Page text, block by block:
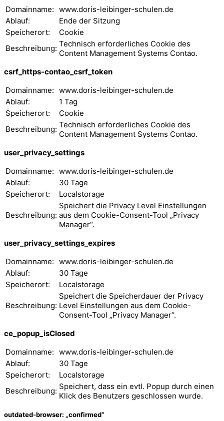
Domainname: www.doris-leibinger-schulen.de
Ablauf:
Ende der Sitzung
Speicherort:
Cookie
Beschreibung: Technisch erforderliches Cookie des
Content Management Systems Contao.
csrf_https-contao_csrf_token
Domainname: www.doris-leibinger-schulen.de
Ablauf:
1 Tag
Speicherort:
Cookie
Beschreibung: Technisch erforderliches Cookie des
Content Management Systems Contao.
user_privacy_settings
Domainname: www.doris-leibinger-schulen.de
Ablauf:
30 Tage
Speicherort:
Localstorage
Beschreibung:
Speichert die Privacy Level Einstellungen
aus dem Cookie-Consent-Tool „Privacy
Manager“.
user_privacy_settings_expires
Domainname: www.doris-leibinger-schulen.de
Ablauf:
30 Tage
Speicherort:
Localstorage
Beschreibung:
Speichert die Speicherdauer der Privacy
Level Einstellungen aus dem Cookie-
Consent-Tool „Privacy Manager“.
ce_popup_isClosed
Domainname: www.doris-leibinger-schulen.de
Ablauf:
30 Tage
Speicherort:
Localstorage
Beschreibung: Speichert, dass ein evtl. Popup durch einen
Klick des Benutzers geschlossen wurde.
outdated-browser: „confirmed“